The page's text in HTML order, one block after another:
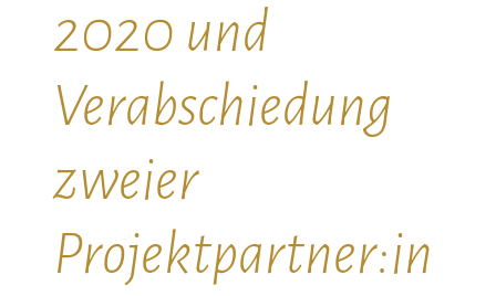
2020 und
Verabschiedung
zweier
Projektpartner:in